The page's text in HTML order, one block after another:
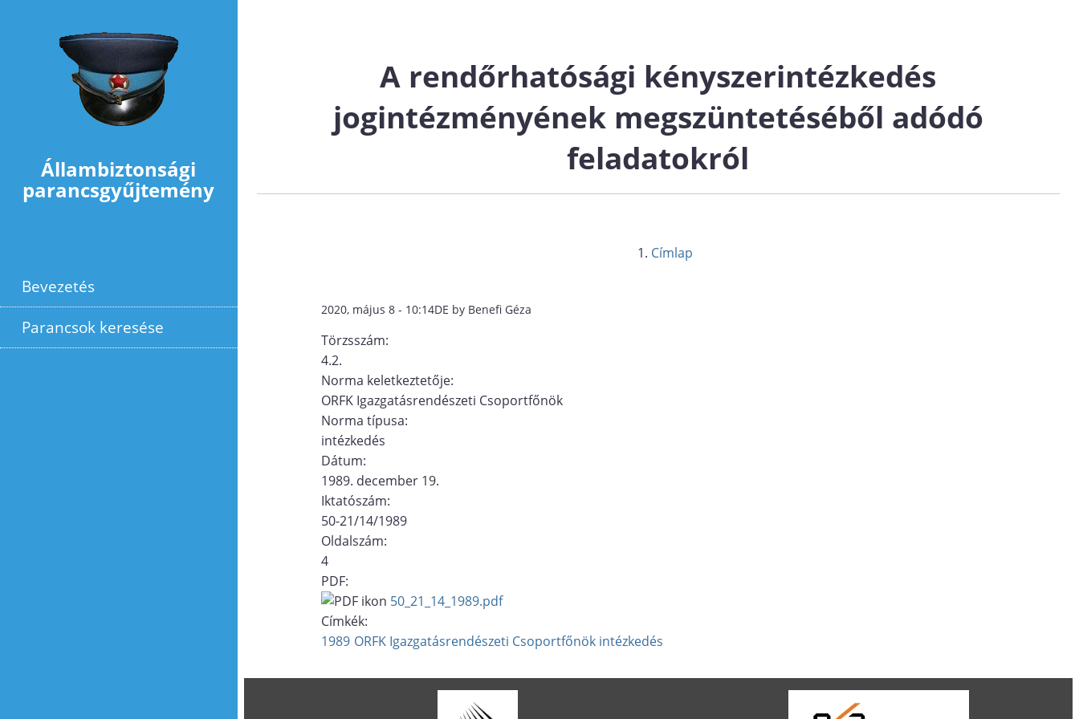
Állambiztonsági
parancsgyűjtemény
Bevezetés
Parancsok keresése
A rendőrhatósági kényszerintézkedés
jogintézményének megszüntetéséből adódó
feladatokról
Címlap
2020, május 8 - 10:14DE by Benefi Géza
Törzsszám:
4.2.
Norma keletkeztetője:
ORFK Igazgatásrendészeti Csoportfőnök
Norma típusa:
intézkedés
Dátum:
1989. december 19.
Iktatószám:
50-21/14/1989
Oldalszám:
4
PDF:
50_21_14_1989.pdf
Címkék:
1989 ORFK Igazgatásrendészeti Csoportfőnök intézkedés